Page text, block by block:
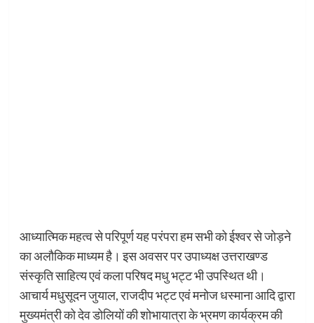
आध्यात्मिक महत्व से परिपूर्ण यह परंपरा हम सभी को ईश्वर से जोड़ने
का अलौकिक माध्यम है। इस अवसर पर उपाध्यक्ष उत्तराखण्ड
संस्कृति साहित्य एवं कला परिषद मधु भट्ट भी उपस्थित थी।
आचार्य मधुसूदन जुयाल, राजदीप भट्ट एवं मनोज धस्माना आदि द्वारा
मुख्यमंत्री को देव डोलियों की शोभायात्रा के भ्रमण कार्यक्रम की